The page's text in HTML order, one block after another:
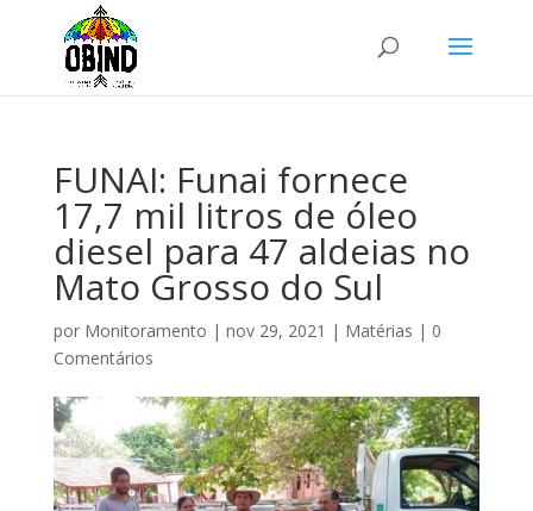
FUNAI: Funai fornece
17,7 mil litros de óleo
diesel para 47 aldeias no
Mato Grosso do Sul
por Monitoramento | nov 29, 2021 | Matérias | 0
Comentários